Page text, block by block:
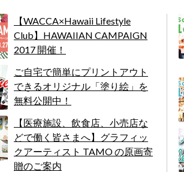
【WACCA×Hawaii Lifestyle
Club】HAWAIIAN CAMPAIGN
2017 開催！
ご自宅で簡単にプリントアウト
できるオリジナル「塗り絵」を
無料公開中！
【医療施設、飲食店、小売店な
どで働く皆さまへ】グラフィッ
クアーティスト TAMO の原画寄
贈のご案内